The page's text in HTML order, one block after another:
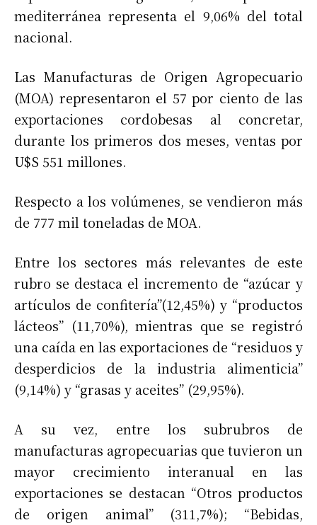
mediterránea representa el 9,06% del total
nacional.
Las Manufacturas de Origen Agropecuario
(MOA) representaron el 57 por ciento de las
exportaciones cordobesas al concretar,
durante los primeros dos meses, ventas por
U$S 551 millones.
Respecto a los volúmenes, se vendieron más
de 777 mil toneladas de MOA.
Entre los sectores más relevantes de este
rubro se destaca el incremento de “azúcar y
artículos de confitería”(12,45%) y “productos
lácteos” (11,70%), mientras que se registró
una caída en las exportaciones de “residuos y
desperdicios de la industria alimenticia”
(9,14%) y “grasas y aceites” (29,95%).
A su vez, entre los subrubros de
manufacturas agropecuarias que tuvieron un
mayor crecimiento interanual en las
exportaciones se destacan “Otros productos
de origen animal” (311,7%); “Bebidas,